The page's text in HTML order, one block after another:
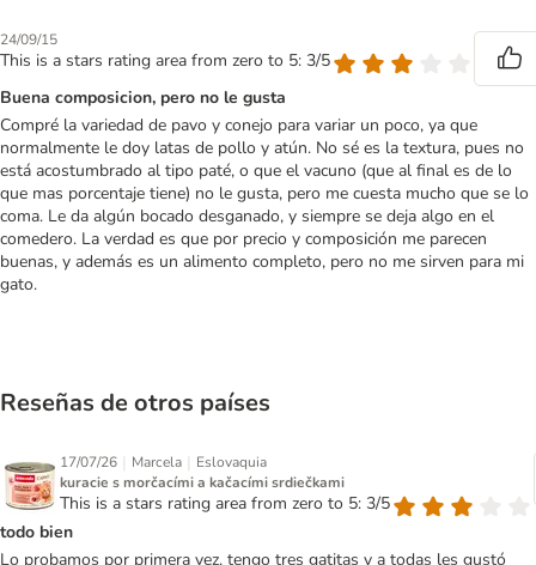
24/09/15
This is a stars rating area from zero to 5: 3/5
Buena composicion, pero no le gusta
Compré la variedad de pavo y conejo para variar un poco, ya que
normalmente le doy latas de pollo y atún. No sé es la textura, pues no
está acostumbrado al tipo paté, o que el vacuno (que al final es de lo
que mas porcentaje tiene) no le gusta, pero me cuesta mucho que se lo
coma. Le da algún bocado desganado, y siempre se deja algo en el
comedero. La verdad es que por precio y composición me parecen
buenas, y además es un alimento completo, pero no me sirven para mi
gato.
Reseñas de otros países
17/07/26 | Marcela | Eslovaquia
kuracie s morčacími a kačacími srdiečkami
This is a stars rating area from zero to 5: 3/5
todo bien
Lo probamos por primera vez, tengo tres gatitas y a todas les gustó